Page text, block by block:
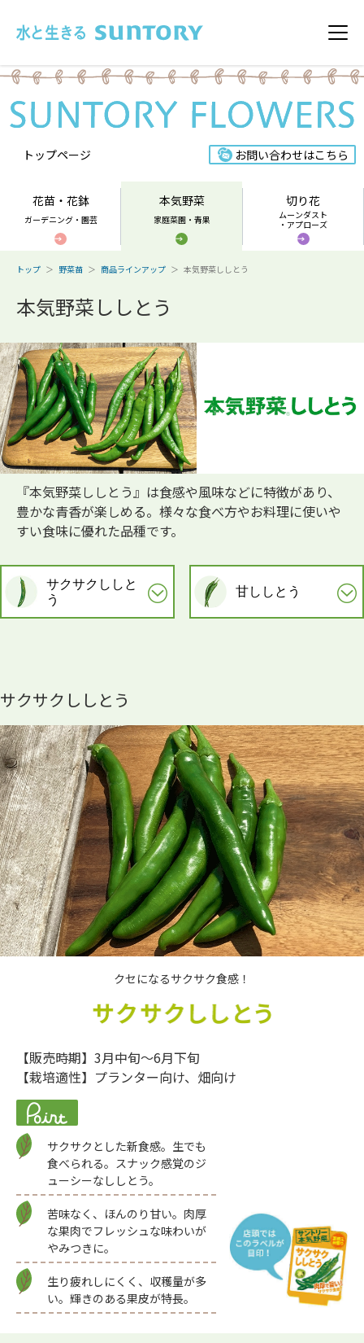
メ
トップページ お問い合わせはこちら
花苗・花鉢
ガーデニング・園芸
本気野菜
家庭菜園・青果
切り花
ムーンダスト
・アプローズ
トップ 野菜苗 商品ラインアップ 本気野菜ししとう
本気野菜ししとう
『本気野菜ししとう』は食感や風味などに特徴があり、
豊かな青香が楽しめる。様々な食べ方やお料理に使いや
すい食味に優れた品種です。
サクサクししと
う
甘ししとう
サクサクししとう
クセになるサクサク食感！
【販売時期】3月中旬～6月下旬
【栽培適性】プランター向け、畑向け
サクサクとした新食感。生でも
食べられる。スナック感覚のジ
ューシーなししとう。
苦味なく、ほんのり甘い。肉厚
な果肉でフレッシュな味わいが
やみつきに。
生り疲れしにくく、収穫量が多
い。輝きのある果皮が特長。